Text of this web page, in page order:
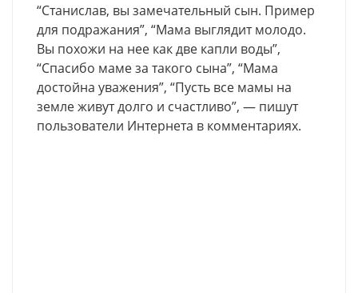
“Станислав, вы замечательный сын. Пример
для подражания”, “Мама выглядит молодо.
Вы похожи на нее как две капли воды”,
“Спасибо маме за такого сына”, “Мама
достойна уважения”, “Пусть все мамы на
земле живут долго и счастливо”, — пишут
пользователи Интернета в комментариях.